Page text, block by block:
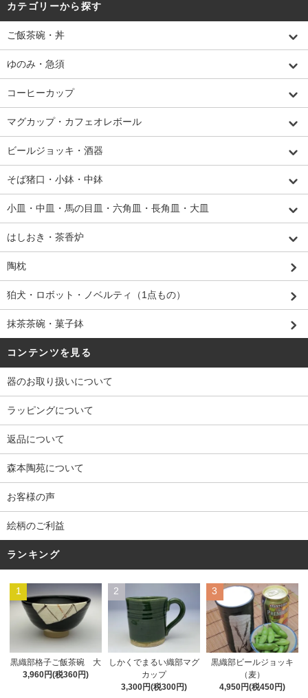
カテゴリーから探す
ご飯茶碗・丼
ゆのみ・急須
コーヒーカップ
マグカップ・カフェオレボール
ビールジョッキ・酒器
そば猪口・小鉢・中鉢
小皿・中皿・馬の目皿・六角皿・長角皿・大皿
はしおき・茶香炉
陶枕
狛犬・ロボット・ノベルティ（1点もの）
抹茶茶碗・菓子鉢
コンテンツを見る
器のお取り扱いについて
ラッピングについて
返品について
森本陶苑について
お客様の声
絵柄のご利益
ランキング
1
黒織部格子ご飯茶碗 大
3,960円(税360円)
2
しかくでまるい織部マグ
カップ
3,300円(税300円)
3
黒織部ビールジョッキ
（麦）
4,950円(税450円)